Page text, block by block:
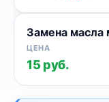
Замена масла
15 руб.